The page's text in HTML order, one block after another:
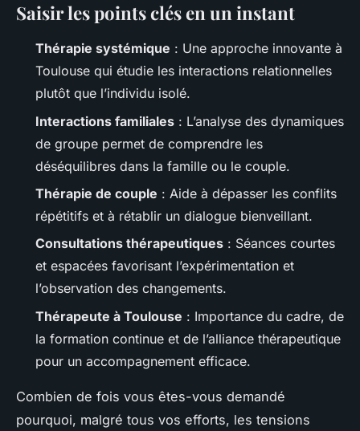
Saisir les points clés en un instant
Thérapie systémique : Une approche innovante à
Toulouse qui étudie les interactions relationnelles
plutôt que l’individu isolé.
Interactions familiales : L’analyse des dynamiques
de groupe permet de comprendre les
déséquilibres dans la famille ou le couple.
Thérapie de couple : Aide à dépasser les conflits
répétitifs et à rétablir un dialogue bienveillant.
Consultations thérapeutiques : Séances courtes
et espacées favorisant l’expérimentation et
l’observation des changements.
Thérapeute à Toulouse : Importance du cadre, de
la formation continue et de l’alliance thérapeutique
pour un accompagnement efficace.
Combien de fois vous êtes-vous demandé
pourquoi, malgré tous vos efforts, les tensions